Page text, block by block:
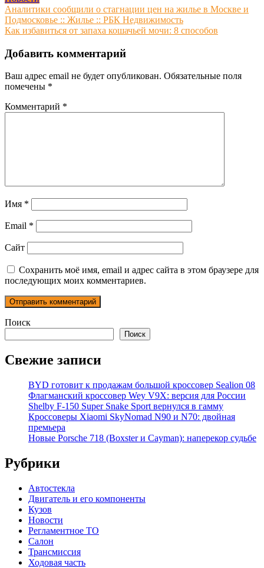
Навигация
по
Аналитики сообщили о стагнации цен на жилье в Москве и
Подмосковье :: Жилье :: РБК Недвижимость
Как избавиться от запаха кошачьей мочи: 8 способов
Добавить комментарий
Ваш адрес email не будет опубликован. Обязательные поля
помечены *
Комментарий *
Имя *
Email *
Сайт
Сохранить моё имя, email и адрес сайта в этом браузере для
последующих моих комментариев.
Поиск
Поиск
Свежие записи
BYD готовит к продажам большой кроссовер Sealion 08
Флагманский кроссовер Wey V9X: версия для России
Shelby F-150 Super Snake Sport вернулся в гамму
Кроссоверы Xiaomi SkyNomad N90 и N70: двойная
премьера
Новые Porsche 718 (Boxster и Cayman): наперекор судьбе
Рубрики
Автостекла
Двигатель и его компоненты
Кузов
Новости
Регламентное ТО
Салон
Трансмиссия
Ходовая часть